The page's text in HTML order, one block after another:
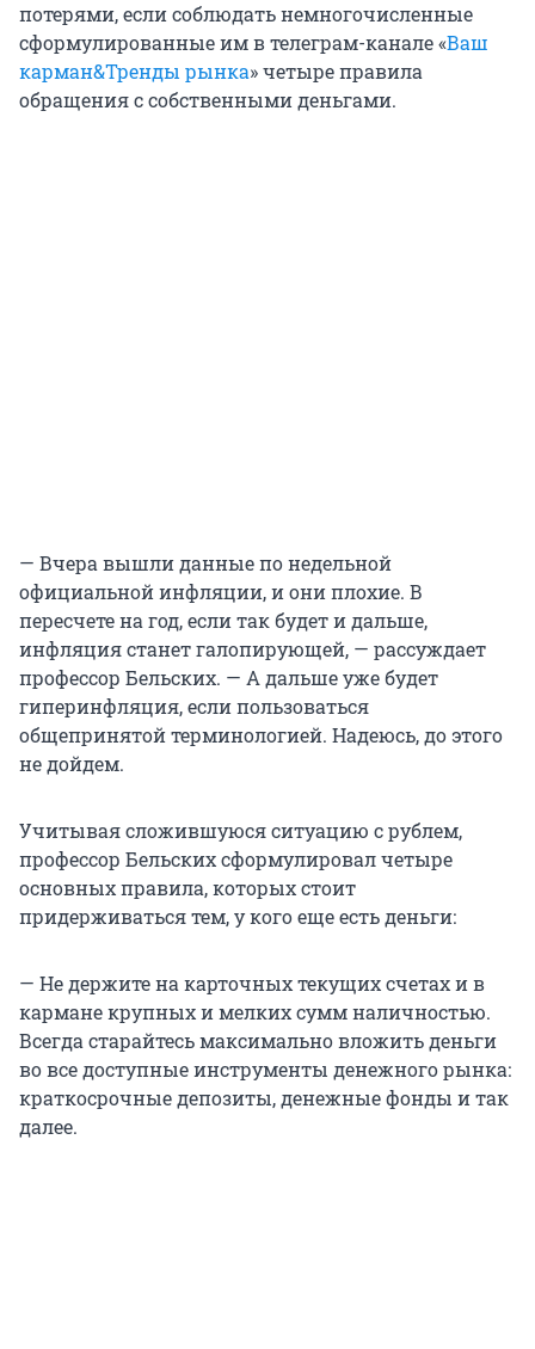
потерями, если соблюдать немногочисленные
сформулированные им в телеграм-канале «Ваш
карман&Тренды рынка» четыре правила
обращения с собственными деньгами.
— Вчера вышли данные по недельной
официальной инфляции, и они плохие. В
пересчете на год, если так будет и дальше,
инфляция станет галопирующей, — рассуждает
профессор Бельских. — А дальше уже будет
гиперинфляция, если пользоваться
общепринятой терминологией. Надеюсь, до этого
не дойдем.
Учитывая сложившуюся ситуацию с рублем,
профессор Бельских сформулировал четыре
основных правила, которых стоит
придерживаться тем, у кого еще есть деньги:
— Не держите на карточных текущих счетах и в
кармане крупных и мелких сумм наличностью.
Всегда старайтесь максимально вложить деньги
во все доступные инструменты денежного рынка:
краткосрочные депозиты, денежные фонды и так
далее.